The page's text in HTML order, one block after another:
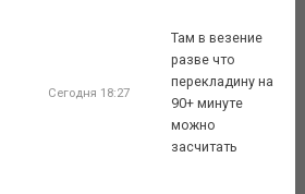
Сегодня 18:27
Там в везение
разве что
перекладину на
90+ минуте
можно
засчитать